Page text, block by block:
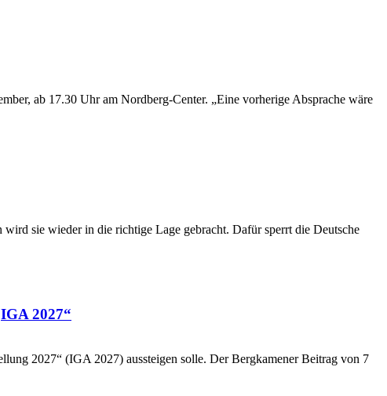
ab 17.30 Uhr am Nordberg-Center. „Eine vorherige Absprache wäre
sie wieder in die richtige Lage gebracht. Dafür sperrt die Deutsche
2027“
2027“ (IGA 2027) aussteigen solle. Der Bergkamener Beitrag von 7